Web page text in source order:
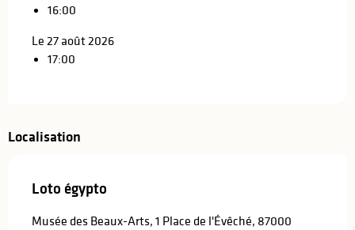
16:00
Le 27 août 2026
17:00
Localisation
Loto égypto
Musée des Beaux-Arts, 1 Place de l'Évêché, 87000